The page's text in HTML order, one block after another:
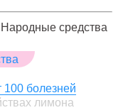
средства
болезней
лимона